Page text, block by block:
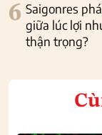
6 Saigonres
giữa lúc lợi
thận trọng?